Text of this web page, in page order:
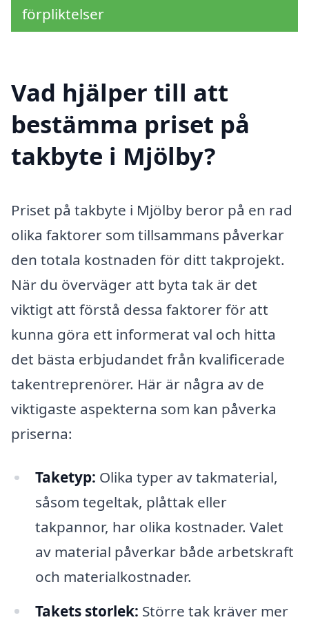
förpliktelser
Vad hjälper till att
bestämma priset på
takbyte i Mjölby?
Priset på takbyte i Mjölby beror på en rad
olika faktorer som tillsammans påverkar
den totala kostnaden för ditt takprojekt.
När du överväger att byta tak är det
viktigt att förstå dessa faktorer för att
kunna göra ett informerat val och hitta
det bästa erbjudandet från kvalificerade
takentreprenörer. Här är några av de
viktigaste aspekterna som kan påverka
priserna:
Taketyp: Olika typer av takmaterial,
såsom tegeltak, plåttak eller
takpannor, har olika kostnader. Valet
av material påverkar både arbetskraft
och materialkostnader.
Takets storlek: Större tak kräver mer